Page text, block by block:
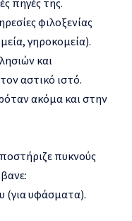
φιλοξενίας
γηροκομεία).
και
αστικό ιστό.
ακόμα και στην
πυκνούς
(για υφάσματα).